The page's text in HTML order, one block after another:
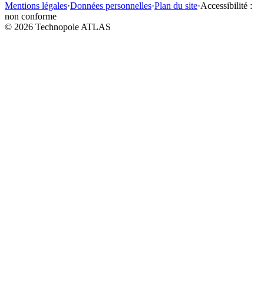
Mentions légales·Données personnelles·Plan du site·Accessibilité :
non conforme
© 2026 Technopole ATLAS